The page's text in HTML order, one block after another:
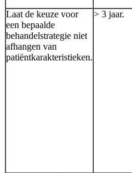
Laat de keuze voor
een bepaalde
behandelstrategie niet
afhangen van
patiëntkarakteristieken.
> 3 jaar.